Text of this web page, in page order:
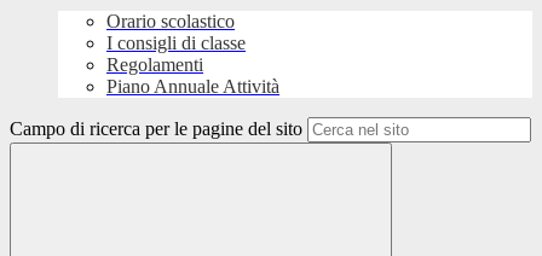
Orario scolastico
I consigli di classe
Regolamenti
Piano Annuale Attività
Campo di ricerca per le pagine del sito